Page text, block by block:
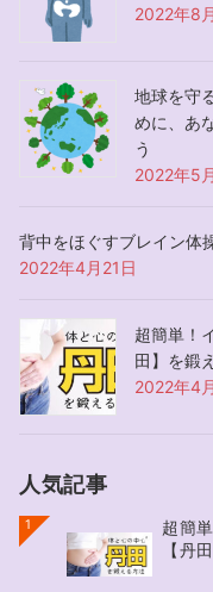
2022年8
地球を守
めに、あ
う
2022年5
背中をほぐすブレイン体
2022年4月21日
超簡単！
田】を鍛
2022年4
人気記事
1
超簡
【丹